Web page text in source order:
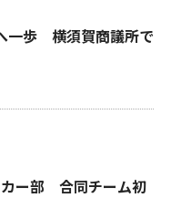
一歩 横須賀商議所で
カー部 合同チーム初